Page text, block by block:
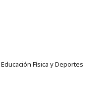
Física y Deportes